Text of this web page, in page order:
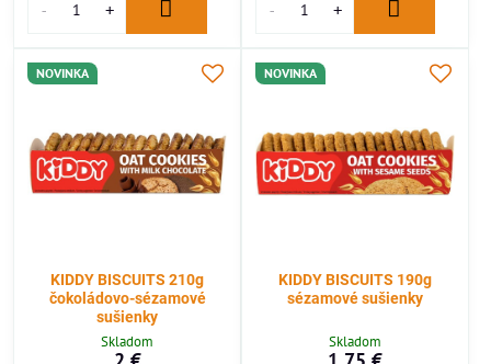
NOVINKA
KIDDY BISCUITS 210g
čokoládovo-sézamové
sušienky
Skladom
NOVINKA
KIDDY BISCUITS 190g
sézamové sušienky
Skladom